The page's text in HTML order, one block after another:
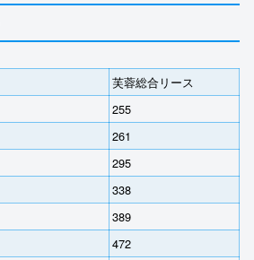
芙蓉総合リース
255
261
295
338
389
472